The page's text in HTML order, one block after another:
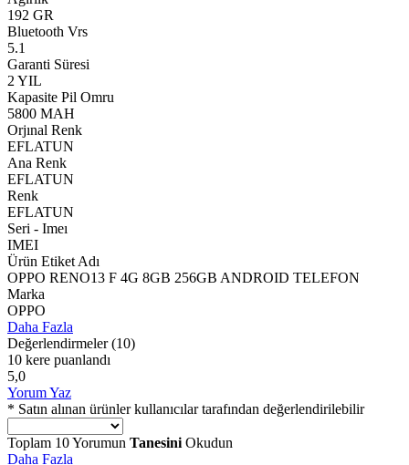
192 GR
Bluetooth Vrs
5.1
Garanti Süresi
2 YIL
Kapasite Pil Omru
5800 MAH
Orjınal Renk
EFLATUN
Ana Renk
EFLATUN
Renk
EFLATUN
Seri - Imeı
IMEI
Ürün Etiket Adı
OPPO RENO13 F 4G 8GB 256GB ANDROID TELEFON
Marka
OPPO
Daha Fazla
Değerlendirmeler (10)
10 kere puanlandı
5,0
Yorum Yaz
* Satın alınan ürünler kullanıcılar tarafından değerlendirilebilir
Toplam 10Yorumun Tanesini Okudun
Daha Fazla